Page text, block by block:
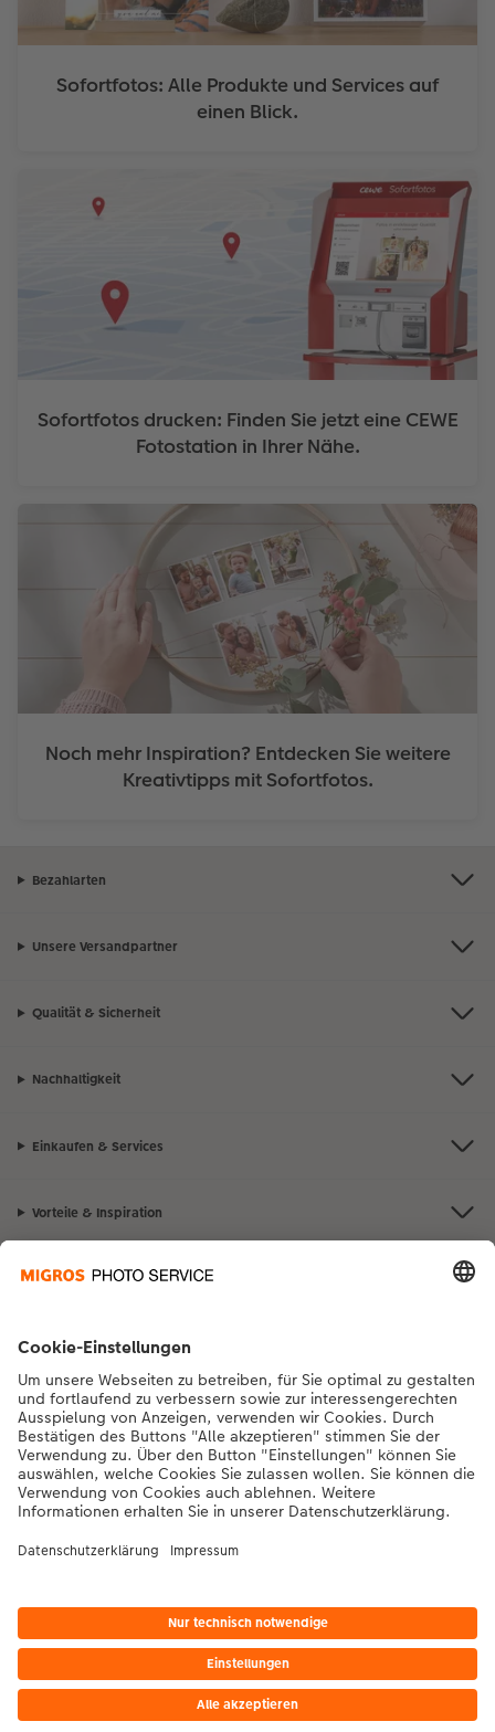
Sofortfotos: Alle Produkte und Services auf
einen Blick.
Sofortfotos drucken: Finden Sie jetzt eine CEWE
Fotostation in Ihrer Nähe.
Noch mehr Inspiration? Entdecken Sie weitere
Kreativtipps mit Sofortfotos.
Bezahlarten
Unsere Versandpartner
Qualität & Sicherheit
Nachhaltigkeit
Einkaufen & Services
Vorteile & Inspiration
Kontakt & Hilfe
Die Migros
Bei Fragen zu Produkten oder der Bestellung können Sie uns gerne von
Montag bis Samstag von 8:00 – 20:00 Uhr und Sonntag von 10:00 –
20:00 Uhr (gesetzliche Feiertage ausgenommen) unter der
Telefonnummer
043 5500 564
kontaktieren.
DE| FR|IT
*Die Preise gelten inkl. MWST zzgl. Versandkosten gem.PreislisteDas abgebildete
Produkt hat ggfs. einen höheren Preis.
|AGB|Datenschutz|Impressum